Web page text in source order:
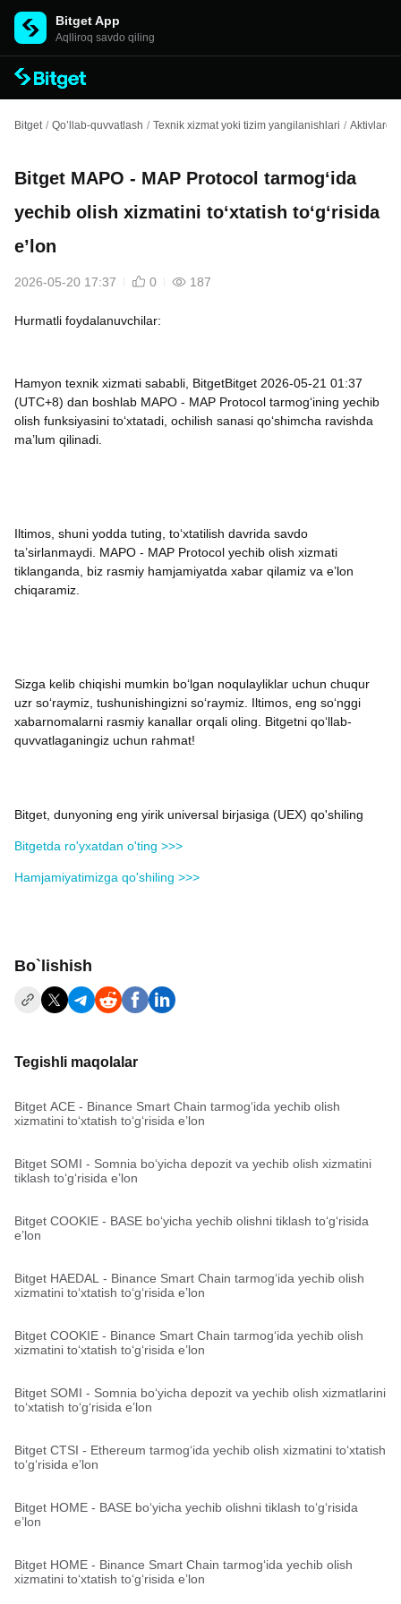
Bitget App
Aqlliroq savdo qiling
Bitget / Qo’llab-quvvatlash / Texnik xizmat yoki tizim yangilanishlari / Aktivlarga
Bitget MAPO - MAP Protocol tarmog‘ida
yechib olish xizmatini to‘xtatish to‘g‘risida
e’lon
2026-05-20 17:37 0 187
Hurmatli foydalanuvchilar:
Hamyon texnik xizmati sababli, BitgetBitget 2026-05-21 01:37
(UTC+8) dan boshlab MAPO - MAP Protocol tarmog‘ining yechib
olish funksiyasini to‘xtatadi, ochilish sanasi qo‘shimcha ravishda
ma’lum qilinadi.
Iltimos, shuni yodda tuting, to‘xtatilish davrida savdo
ta’sirlanmaydi. MAPO - MAP Protocol yechib olish xizmati
tiklanganda, biz rasmiy hamjamiyatda xabar qilamiz va e’lon
chiqaramiz.
Sizga kelib chiqishi mumkin bo‘lgan noqulayliklar uchun chuqur
uzr so‘raymiz, tushunishingizni so‘raymiz. Iltimos, eng so‘nggi
xabarnomalarni rasmiy kanallar orqali oling. Bitgetni qo‘llab-
quvvatlaganingiz uchun rahmat!
Bitget, dunyoning eng yirik universal birjasiga (UEX) qo'shiling
Bitgetda ro'yxatdan o'ting >>>
Hamjamiyatimizga qo'shiling >>>
Bo`lishish
Tegishli maqolalar
Bitget ACE - Binance Smart Chain tarmog‘ida yechib olish
xizmatini to‘xtatish to‘g‘risida e’lon
Bitget SOMI - Somnia bo‘yicha depozit va yechib olish xizmatini
tiklash to‘g‘risida e’lon
Bitget COOKIE - BASE bo‘yicha yechib olishni tiklash to‘g‘risida
e’lon
Bitget HAEDAL - Binance Smart Chain tarmog‘ida yechib olish
xizmatini to‘xtatish to‘g‘risida e’lon
Bitget COOKIE - Binance Smart Chain tarmog‘ida yechib olish
xizmatini to‘xtatish to‘g‘risida e’lon
Bitget SOMI - Somnia bo‘yicha depozit va yechib olish xizmatlarini
to‘xtatish to‘g‘risida e’lon
Bitget CTSI - Ethereum tarmog‘ida yechib olish xizmatini to‘xtatish
to‘g‘risida e’lon
Bitget HOME - BASE bo‘yicha yechib olishni tiklash to‘g‘risida
e’lon
Bitget HOME - Binance Smart Chain tarmog‘ida yechib olish
xizmatini to‘xtatish to‘g‘risida e’lon